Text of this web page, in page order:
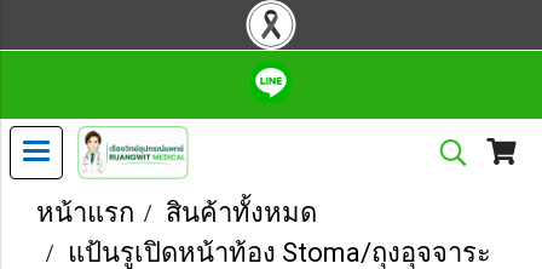
หน้าแรก
สินค้าทั้งหมด
แป้นรูเปิดหน้าท้อง Stoma/ถุงอุจจาระ